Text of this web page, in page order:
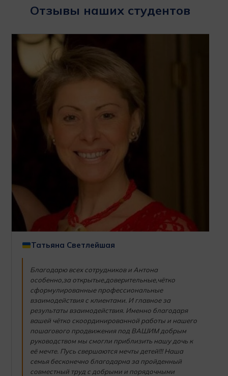
Отзывы наших студентов
Татьяна Светлейшая
Благодарю всех сотрудников и Антона
особенно,за открытые,доверительные,чётко
сформулированные профессиональные
взаимодействия с клиентами. И главное за
результаты взаимодействия. Именно благодаря
вашей чётко скоординированной работы и нашего
пошагового продвижения под ВАШИМ добрым
руководством мы смогли приблизить нашу дочь к
её мечте. Пусь свершаются мечты детей!!! Наша
семья бесконечно благодарна за пройденный
совместный труд с добрыми и порядочными